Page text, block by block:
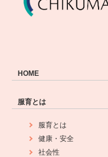
HOME
服育とは
服育とは
健康・安全
社会性